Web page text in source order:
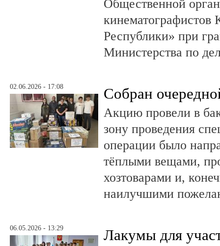
Общественной
кинематографистов
Республики» при
Министерства по
02.06.2026 - 17:08 Собран
Акцию провели в
зону проведения
операции было
тёплыми вещами,
хозтоварами и,
наилучшими
06.05.2026 - 13:29 Лакумы для